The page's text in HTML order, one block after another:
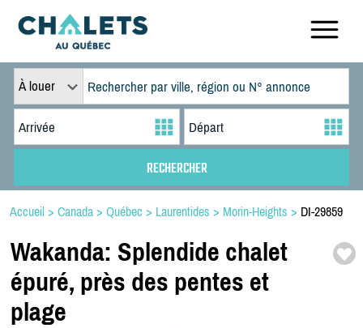
À louer
Accueil > Canada > Québec > Laurentides > Morin-Heights > DI-29859
Wakanda: Splendide chalet
épuré, près des pentes et
plage